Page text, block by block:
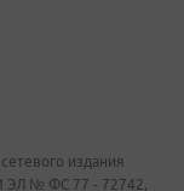
издания
ЭЛ № ФС 77 - 72742,